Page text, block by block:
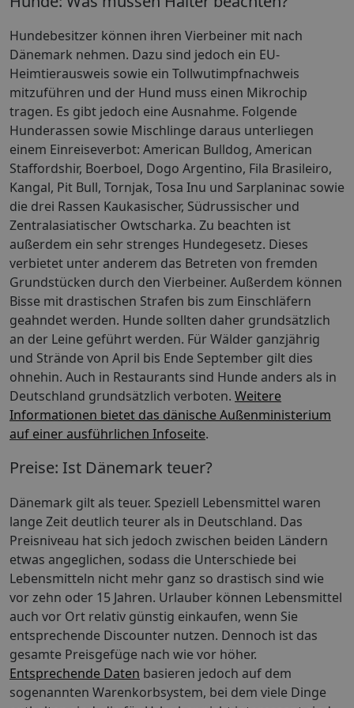
Hundebesitzer können ihren Vierbeiner mit nach
Dänemark nehmen. Dazu sind jedoch ein EU-
Heimtierausweis sowie ein Tollwutimpfnachweis
mitzuführen und der Hund muss einen Mikrochip
tragen. Es gibt jedoch eine Ausnahme. Folgende
Hunderassen sowie Mischlinge daraus unterliegen
einem Einreiseverbot: American Bulldog, American
Staffordshir, Boerboel, Dogo Argentino, Fila Brasileiro,
Kangal, Pit Bull, Tornjak, Tosa Inu und Sarplaninac sowie
die drei Rassen Kaukasischer, Südrussischer und
Zentralasiatischer Owtscharka. Zu beachten ist
außerdem ein sehr strenges Hundegesetz. Dieses
verbietet unter anderem das Betreten von fremden
Grundstücken durch den Vierbeiner. Außerdem können
Bisse mit drastischen Strafen bis zum Einschläfern
geahndet werden. Hunde sollten daher grundsätzlich
an der Leine geführt werden. Für Wälder ganzjährig
und Strände von April bis Ende September gilt dies
ohnehin. Auch in Restaurants sind Hunde anders als in
Deutschland grundsätzlich verboten. Weitere
Informationen bietet das dänische Außenministerium
auf einer ausführlichen Infoseite.
Preise: Ist Dänemark teuer?
Dänemark gilt als teuer. Speziell Lebensmittel waren
lange Zeit deutlich teurer als in Deutschland. Das
Preisniveau hat sich jedoch zwischen beiden Ländern
etwas angeglichen, sodass die Unterschiede bei
Lebensmitteln nicht mehr ganz so drastisch sind wie
vor zehn oder 15 Jahren. Urlauber können Lebensmittel
auch vor Ort relativ günstig einkaufen, wenn Sie
entsprechende Discounter nutzen. Dennoch ist das
gesamte Preisgefüge nach wie vor höher.
Entsprechende Daten basieren jedoch auf dem
sogenannten Warenkorbsystem, bei dem viele Dinge